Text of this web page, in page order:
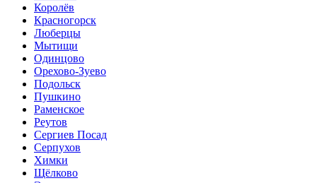
Королёв
Красногорск
Люберцы
Мытищи
Одинцово
Орехово-Зуево
Подольск
Пушкино
Раменское
Реутов
Сергиев Посад
Серпухов
Химки
Щёлково